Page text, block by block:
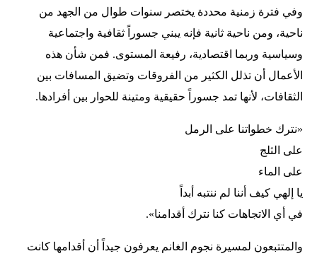
وفي فترة زمنية محددة يختصر سنوات طوال من الجهد من
ناحية، ومن ناحية ثانية فإنه يبني جسوراً ثقافية واجتماعية
وسياسية وربما اقتصادية، رفيعة المستوى. فمن شأن هذه
الأعمال أن تذلل الكثير من الفروقات وتضيق المسافات بين
الثقافات، لأنها تمد جسوراً حقيقية ومتينة للحوار بين أفرادها.
«نترك خطواتنا على الرمل
على الثلج
على الماء
يا إلهي كيف أننا لم ننتبه أبداً
في أي الاتجاهات كنا نترك أقدامنا».
والمتتبعون لمسيرة نجوم الغانم يعرفون جيداً أن أقدامها كانت